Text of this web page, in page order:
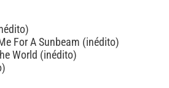
For A Sunbeam (inédito)
World (inédito)